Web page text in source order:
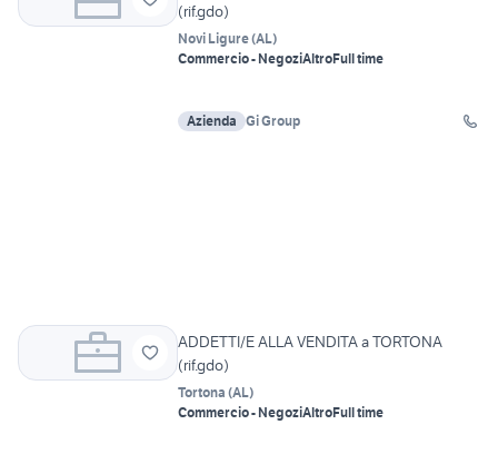
(rif.gdo)
Novi Ligure(AL)
Commercio - NegoziAltroFull time
Azienda Gi Group
ADDETTI/E ALLA VENDITA a TORTONA
(rif.gdo)
Tortona (AL)
Commercio - NegoziAltroFull time